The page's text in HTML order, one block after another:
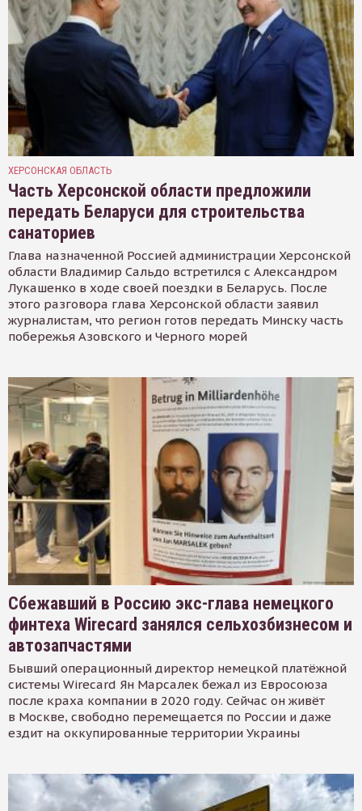
ХЕРСОНСКАЯ ОБЛАСТЬ
Часть Херсонской области предложили
передать Беларуси для строительства
санаториев
Глава назначенной Россией администрации Херсонской
области Владимир Сальдо встретился с Александром
Лукашенко в ходе своей поездки в Беларусь. После
этого разговора глава Херсонской области заявил
журналистам, что регион готов передать Минску часть
побережья Азовского и Черного морей
Сбежавший в Россию экс-глава немецкого
финтеха Wirecard занялся сельхозбизнесом и
автозапчастями
Бывший операционный директор немецкой платёжной
системы Wirecard Ян Марсалек бежал из Евросоюза
после краха компании в 2020 году. Сейчас он живёт
в Москве, свободно перемещается по России и даже
ездит на оккупированные территории Украины